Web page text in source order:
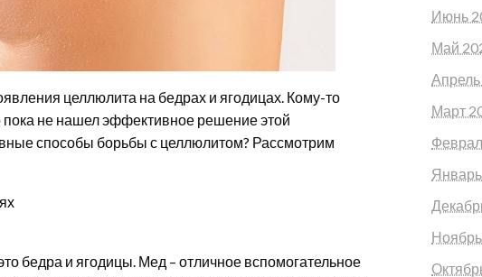
целлюлита на бедрах и ягодицах. Кому-то
пока не нашел эффективное решение этой
способы борьбы с целлюлитом? Рассмотрим
бедра и ягодицы. Мед – отличное вспомогательное
Июнь
Май
Март